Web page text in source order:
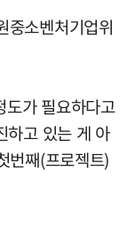
중소벤처기업위
가 필요하다고
하고 있는 게 아
번째(프로젝트)